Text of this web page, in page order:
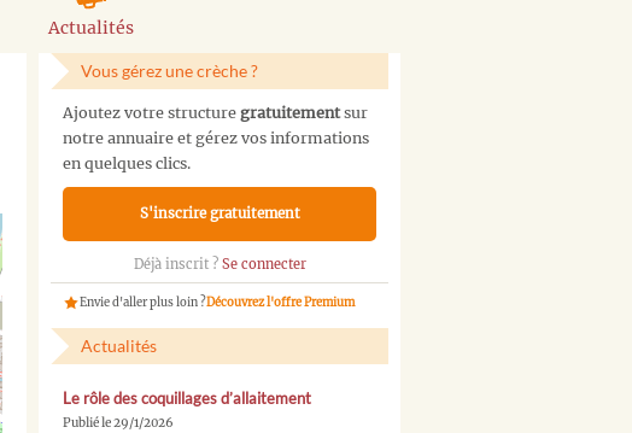
Actualités
Vous gérez une crèche ?
Ajoutez votre structure gratuitementsur
notre annuaire et gérez vos informations
en quelques clics.
S'inscrire gratuitement
Déjà inscrit ? Se connecter
Envie d'aller plus loin ?Découvrez l'offre Premium
Actualités
Le rôle des coquillages d’allaitement
Publié le 29/1/2026